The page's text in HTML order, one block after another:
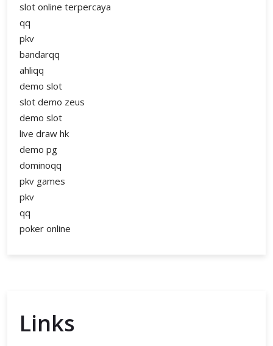
slot online terpercaya
qq
pkv
bandarqq
ahliqq
demo slot
slot demo zeus
demo slot
live draw hk
demo pg
dominoqq
pkv games
pkv
qq
poker online
Links